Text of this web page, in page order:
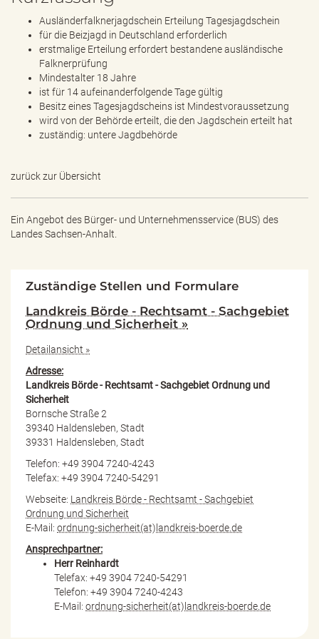
Ausländerfalknerjagdschein Erteilung Tagesjagdschein
für die Beizjagd in Deutschland erforderlich
erstmalige Erteilung erfordert bestandene ausländische
Falknerprüfung
Mindestalter 18 Jahre
ist für 14 aufeinanderfolgende Tage gültig
Besitz eines Tagesjagdscheins ist Mindestvoraussetzung
wird von der Behörde erteilt, die den Jagdschein erteilt hat
zuständig: untere Jagdbehörde
zurück zur Übersicht
Ein Angebot des Bürger- und Unternehmensservice (BUS) des
Landes Sachsen-Anhalt.
Zuständige Stellen und Formulare
Landkreis Börde - Rechtsamt - Sachgebiet
Ordnung und Sicherheit »
Detailansicht »
Adresse:
Landkreis Börde - Rechtsamt - Sachgebiet Ordnung und
Sicherheit
Bornsche Straße 2
39340 Haldensleben, Stadt
39331 Haldensleben, Stadt
Telefon: +49 3904 7240-4243
Telefax: +49 3904 7240-54291
Webseite: Landkreis Börde - Rechtsamt - Sachgebiet
Ordnung und Sicherheit
E-Mail: ordnung-sicherheit(at)landkreis-boerde.de
Ansprechpartner:
Herr Reinhardt
Telefax: +49 3904 7240-54291
Telefon: +49 3904 7240-4243
E-Mail: ordnung-sicherheit(at)landkreis-boerde.de